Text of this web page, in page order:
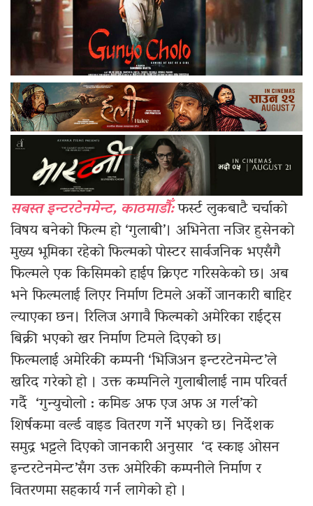
सबस्त इन्टरटेनमेन्ट, काठमाडौँ:फर्स्ट लुकबाटै चर्चाको
विषय बनेको फिल्म हो ‘गुलाबी’। अभिनेता नजिर हुसेनको
मुख्य भूमिका रहेको फिल्मको पोस्टर सार्वजनिक भएसँगै
फिल्मले एक किसिमको हाईप क्रिएट गरिसकेको छ। अब
भने फिल्मलाई लिएर निर्माण टिमले अर्को जानकारी बाहिर
ल्याएका छन। रिलिज अगावै फिल्मको अमेरिका राईट्स
बिक्री भएको खर निर्माण टिमले दिएको छ।
फिल्मलाई अमेरिकी कम्पनी ‘भिजिअन इन्टरटेनमेन्ट’ले
खरिद गरेको हो । उक्त कम्पनिले गुलाबीलाई नाम परिवर्त
गर्दै ‘गुन्युचोलो : कमिङ अफ एज अफ अ गर्ल’को
शिर्षकमा वर्ल्ड वाइड वितरण गर्ने भएको छ। निर्देशक
समुद्र भट्टले दिएको जानकारी अनुसार ‘द स्काइ ओसन
इन्टरटेनमेन्ट’सँग उक्त अमेरिकी कम्पनीले निर्माण र
वितरणमा सहकार्य गर्न लागेको हो ।